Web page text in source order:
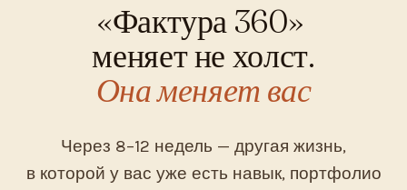
«Фактура 360»
меняет не холст.
Она меняет вас
Через 8–12 недель — другая жизнь,
в которой у вас уже есть навык, портфолио